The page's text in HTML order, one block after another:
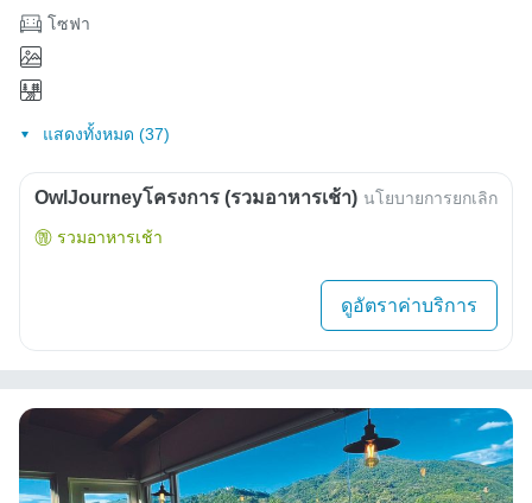
โซฟา
แสดงทั้งหมด (37)
OwlJourneyโครงการ (รวมอาหารเช้า) นโยบายการยกเลิก
รวมอาหารเช้า
ดูอัตราค่าบริการ